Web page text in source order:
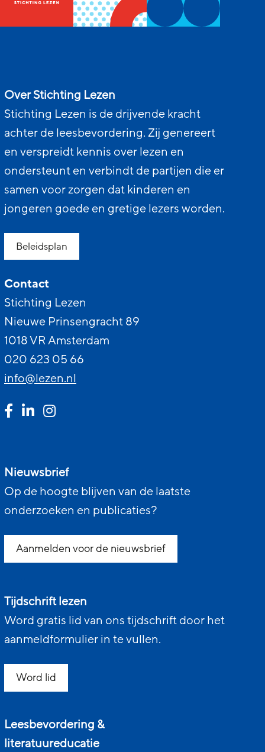
Over Stichting Lezen
Stichting Lezen is de drijvende kracht
achter de leesbevordering. Zij genereert
en verspreidt kennis over lezen en
ondersteunt en verbindt de partijen die er
samen voor zorgen dat kinderen en
jongeren goede en gretige lezers worden.
Beleidsplan
Contact
Stichting Lezen
Nieuwe Prinsengracht 89
1018 VR Amsterdam
020 623 05 66
info@lezen.nl
Nieuwsbrief
Op de hoogte blijven van de laatste
onderzoeken en publicaties?
Aanmelden voor de nieuwsbrief
Tijdschrift lezen
Word gratis lid van ons tijdschrift door het
aanmeldformulier in te vullen.
Word lid
Leesbevordering &
literatuureducatie